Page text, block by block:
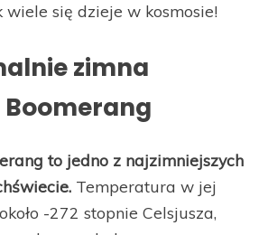
wiele się dzieje w kosmosie!
zimna
Boomerang
to jedno z najzimniejszych
Temperatura w jej
-272 stopnie Celsjusza,